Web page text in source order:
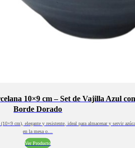
10×9 cm – Set de Vajilla Azul con
Borde Dorado
cm), elegante y resistente, ideal para almacenar y servir
en la mesa o…
Ver Producto